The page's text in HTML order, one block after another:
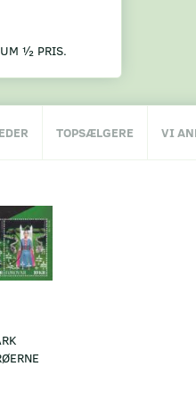
½ PRIS.
TOPSÆLGERE VI